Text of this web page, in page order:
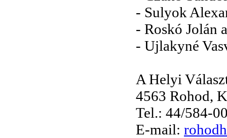
- Sulyok
- Roskó Jolán
- Ujlakyné
A Helyi
4563 Rohod,
Tel.: 44/584-
E-mail: